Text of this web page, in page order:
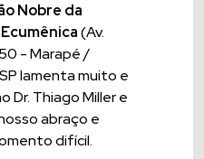
Nobre da
(Av.
- Marapé /
lamenta muito e
Dr. Thiago Miller e
abraço e
difícil.